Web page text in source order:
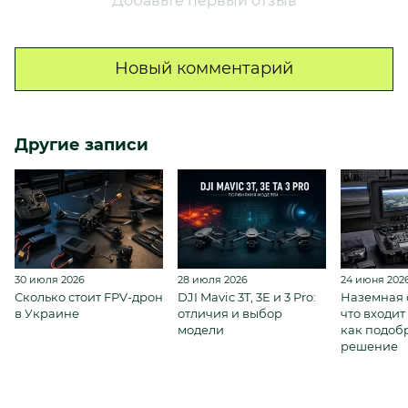
Новый комментарий
Другие записи
30 июля 2026
Сколько стоит FPV-дрон
в Украине
28 июля 2026
DJI Mavic 3T, 3E и 3 Pro:
отличия и выбор
модели
24 июня
Наземная
что
как
решение